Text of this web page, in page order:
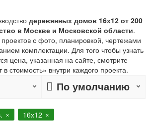
деревянных домов 16х12 от 200
в Москве и Московской области.
с фото, планировкой, чертежами
комплектации. Для того чтобы узнать
цена, указанная на сайте, смотрите
в стоимость» внутри каждого проекта.
По умолчанию
16х12